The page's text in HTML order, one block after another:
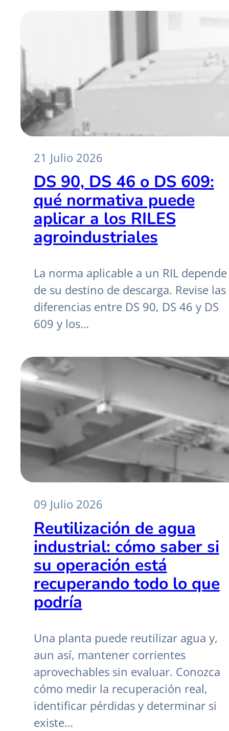
21 Julio 2026
DS 90, DS 46 o DS 609:
qué normativa puede
aplicar a los RILES
agroindustriales
La norma aplicable a un RIL depende
de su destino de descarga. Revise las
diferencias entre DS 90, DS 46 y DS
609 y los…
09 Julio 2026
Reutilización de agua
industrial: cómo saber si
su operación está
recuperando todo lo que
podría
Una planta puede reutilizar agua y,
aun así, mantener corrientes
aprovechables sin evaluar. Conozca
cómo medir la recuperación real,
identificar pérdidas y determinar si
existe…